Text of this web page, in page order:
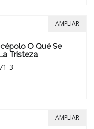
O Qué Se
Tristeza
3
AMPLIAR
AMPLIAR